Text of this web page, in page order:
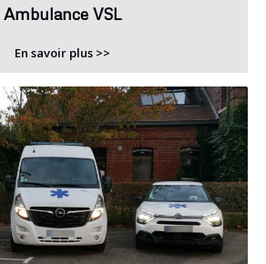
Ambulance VSL
En savoir plus >>